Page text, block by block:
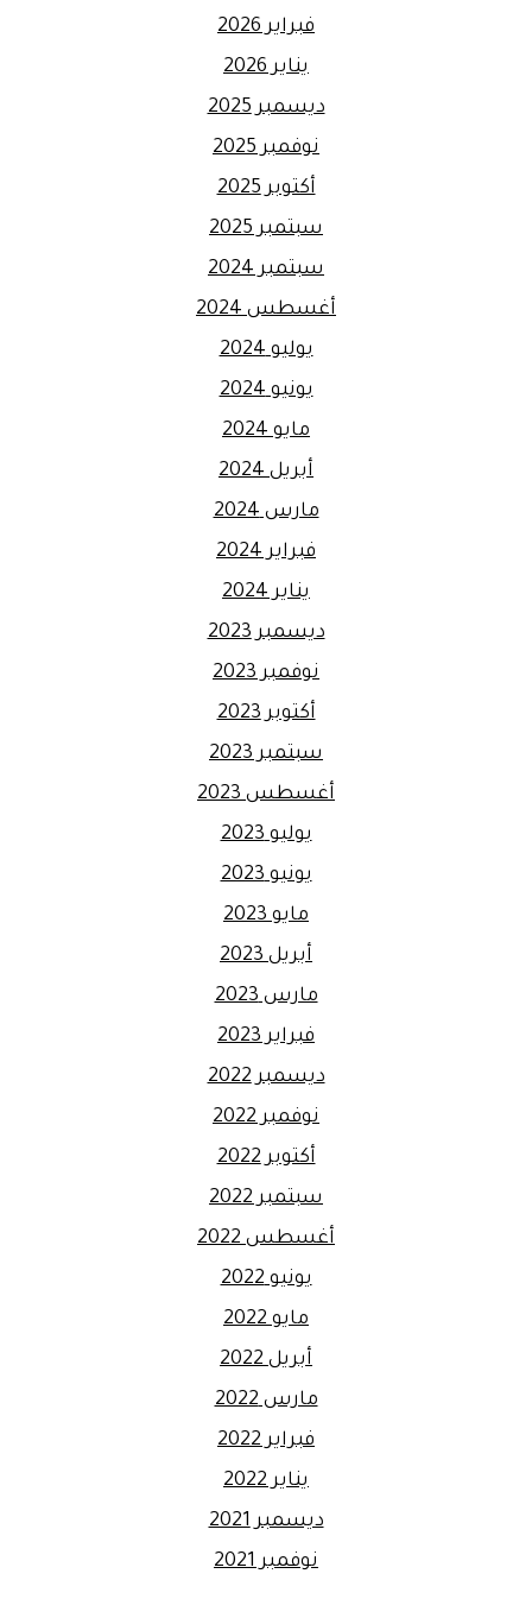
فبراير 2026
يناير 2026
ديسمبر 2025
نوفمبر 2025
أكتوبر 2025
سبتمبر 2025
سبتمبر 2024
أغسطس 2024
يوليو 2024
يونيو 2024
مايو 2024
أبريل 2024
مارس 2024
فبراير 2024
يناير 2024
ديسمبر 2023
نوفمبر 2023
أكتوبر 2023
سبتمبر 2023
أغسطس 2023
يوليو 2023
يونيو 2023
مايو 2023
أبريل 2023
مارس 2023
فبراير 2023
ديسمبر 2022
نوفمبر 2022
أكتوبر 2022
سبتمبر 2022
أغسطس 2022
يونيو 2022
مايو 2022
أبريل 2022
مارس 2022
فبراير 2022
يناير 2022
ديسمبر 2021
نوفمبر 2021